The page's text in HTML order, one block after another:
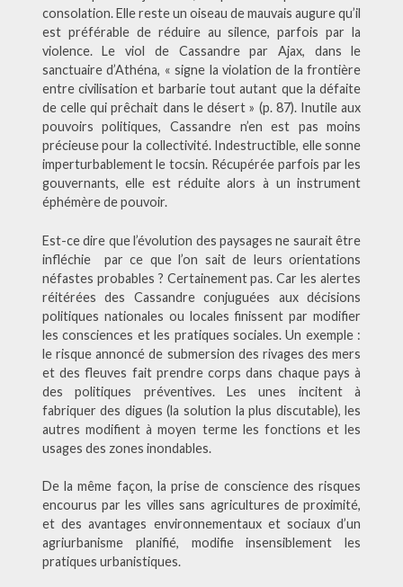
consolation. Elle reste un oiseau de mauvais augure qu’il
est préférable de réduire au silence, parfois par la
violence. Le viol de Cassandre par Ajax, dans le
sanctuaire d’Athéna, « signe la violation de la frontière
entre civilisation et barbarie tout autant que la défaite
de celle qui prêchait dans le désert » (p. 87). Inutile aux
pouvoirs politiques, Cassandre n’en est pas moins
précieuse pour la collectivité. Indestructible, elle sonne
imperturbablement le tocsin. Récupérée parfois par les
gouvernants, elle est réduite alors à un instrument
éphémère de pouvoir.
Est-ce dire que l’évolution des paysages ne saurait être
infléchie par ce que l’on sait de leurs orientations
néfastes probables ? Certainement pas. Car les alertes
réitérées des Cassandre conjuguées aux décisions
politiques nationales ou locales finissent par modifier
les consciences et les pratiques sociales. Un exemple :
le risque annoncé de submersion des rivages des mers
et des fleuves fait prendre corps dans chaque pays à
des politiques préventives. Les unes incitent à
fabriquer des digues (la solution la plus discutable), les
autres modifient à moyen terme les fonctions et les
usages des zones inondables.
De la même façon, la prise de conscience des risques
encourus par les villes sans agricultures de proximité,
et des avantages environnementaux et sociaux d’un
agriurbanisme planifié, modifie insensiblement les
pratiques urbanistiques.